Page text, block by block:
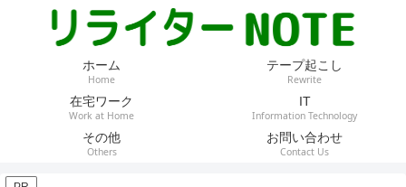
ホーム
Home
テープ起こし
Rewrite
在宅ワーク
Work at Home
IT
Information Technology
その他
Others
お問い合わせ
Contact Us